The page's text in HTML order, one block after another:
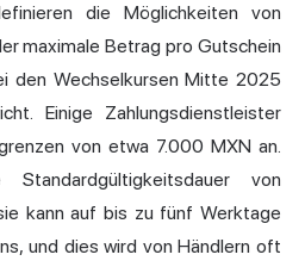
die Möglichkeiten von
maximale Betrag pro Gutschein
den Wechselkursen Mitte 2025
Einige Zahlungsdienstleister
von etwa 7.000 MXN an.
von
kann auf bis zu fünf Werktage
und dies wird von Händlern oft